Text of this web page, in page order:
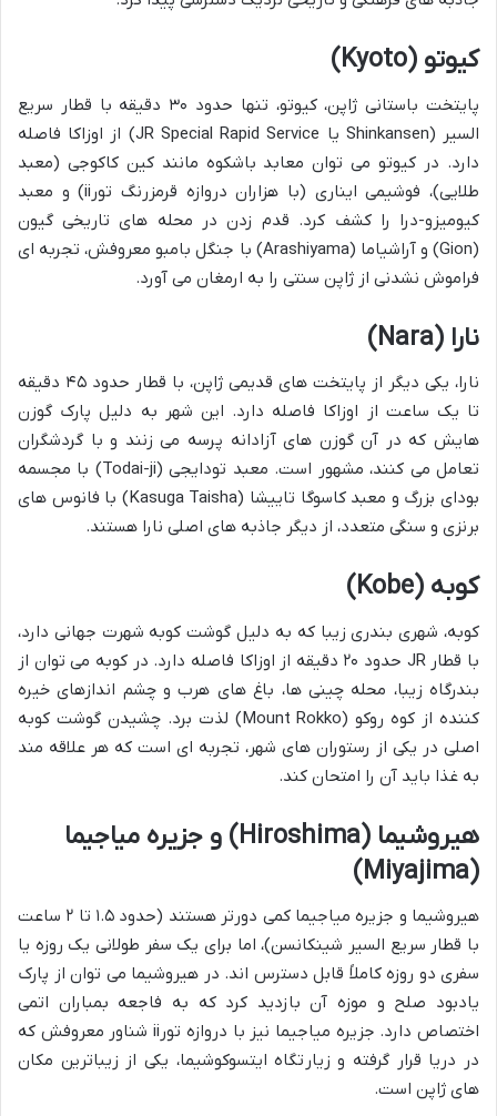
کیوتو (Kyoto)
پایتخت باستانی ژاپن، کیوتو، تنها حدود ۳۰ دقیقه با قطار سریع
السیر (Shinkansen یا JR Special Rapid Service) از اوزاکا فاصله
دارد. در کیوتو می توان معابد باشکوه مانند کین کاکوجی (معبد
طلایی)، فوشیمی ایناری (با هزاران دروازه قرمزرنگ تورii) و معبد
کیومیزو-درا را کشف کرد. قدم زدن در محله های تاریخی گیون
(Gion) و آراشیاما (Arashiyama) با جنگل بامبو معروفش، تجربه ای
فراموش نشدنی از ژاپن سنتی را به ارمغان می آورد.
نارا (Nara)
نارا، یکی دیگر از پایتخت های قدیمی ژاپن، با قطار حدود ۴۵ دقیقه
تا یک ساعت از اوزاکا فاصله دارد. این شهر به دلیل پارک گوزن
هایش که در آن گوزن های آزادانه پرسه می زنند و با گردشگران
تعامل می کنند، مشهور است. معبد تودایجی (Todai-ji) با مجسمه
بودای بزرگ و معبد کاسوگا تاییشا (Kasuga Taisha) با فانوس های
برنزی و سنگی متعدد، از دیگر جاذبه های اصلی نارا هستند.
کوبه (Kobe)
کوبه، شهری بندری زیبا که به دلیل گوشت کوبه شهرت جهانی دارد،
با قطار JR حدود ۲۰ دقیقه از اوزاکا فاصله دارد. در کوبه می توان از
بندرگاه زیبا، محله چینی ها، باغ های هرب و چشم اندازهای خیره
کننده از کوه روکو (Mount Rokko) لذت برد. چشیدن گوشت کوبه
اصلی در یکی از رستوران های شهر، تجربه ای است که هر علاقه مند
به غذا باید آن را امتحان کند.
هیروشیما (Hiroshima) و جزیره میاجیما
(Miyajima)
هیروشیما و جزیره میاجیما کمی دورتر هستند (حدود ۱.۵ تا ۲ ساعت
با قطار سریع السیر شینکانسن)، اما برای یک سفر طولانی یک روزه یا
سفری دو روزه کاملاً قابل دسترس اند. در هیروشیما می توان از پارک
یادبود صلح و موزه آن بازدید کرد که به فاجعه بمباران اتمی
اختصاص دارد. جزیره میاجیما نیز با دروازه تورii شناور معروفش که
در دریا قرار گرفته و زیارتگاه ایتسوکوشیما، یکی از زیباترین مکان
های ژاپن است.